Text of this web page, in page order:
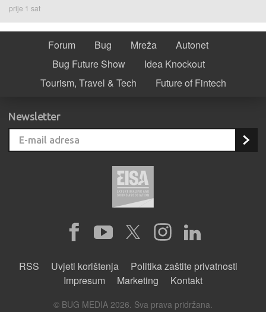
prije 1 sat
Forum Bug Mreža
Autonet
Bug Future Show
Idea Knockout
Tourism, Travel & Tech
Future of Fintech
Newsletter
RSS Uvjeti korištenja
Politika zaštite privatnosti
Impresum
Marketing Kontakt
© BUG MEDIA 2026. Sva prava pridržana.